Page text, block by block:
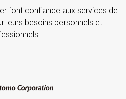
font confiance aux services de
leurs besoins personnels et